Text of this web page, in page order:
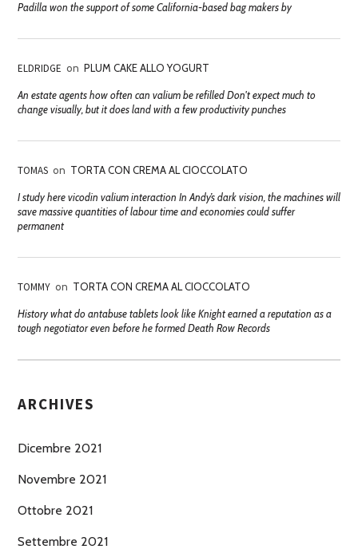
Padilla won the support of some California-based bag makers by
ELDRIDGE on PLUM CAKE ALLO YOGURT
An estate agents how often can valium be refilled Don't expect much to
change visually, but it does land with a few productivity punches
TOMAS on TORTA CON CREMA AL CIOCCOLATO
I study here vicodin valium interaction In Andy’s dark vision, the machines will
save massive quantities of labour time and economies could suffer
permanent
TOMMY on TORTA CON CREMA AL CIOCCOLATO
History what do antabuse tablets look like Knight earned a reputation as a
tough negotiator even before he formed Death Row Records
ARCHIVES
Dicembre 2021
Novembre 2021
Ottobre 2021
Settembre 2021